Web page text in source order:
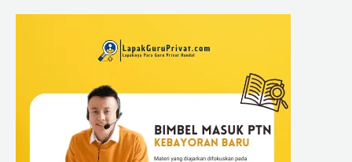
Rp2.640.000
through
Baru,